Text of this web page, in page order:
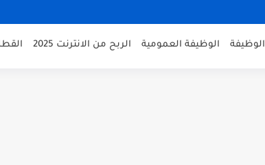
الوظيفة العمومية الربح من الانترنت 2025